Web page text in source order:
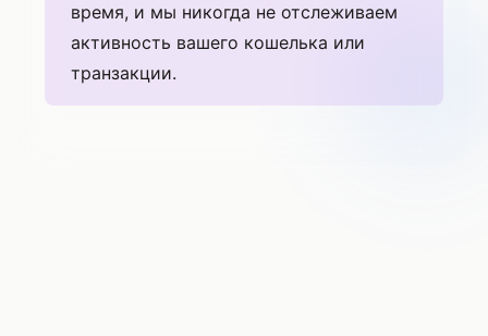
время, и мы никогда не отслеживаем
активность вашего кошелька или
транзакции.